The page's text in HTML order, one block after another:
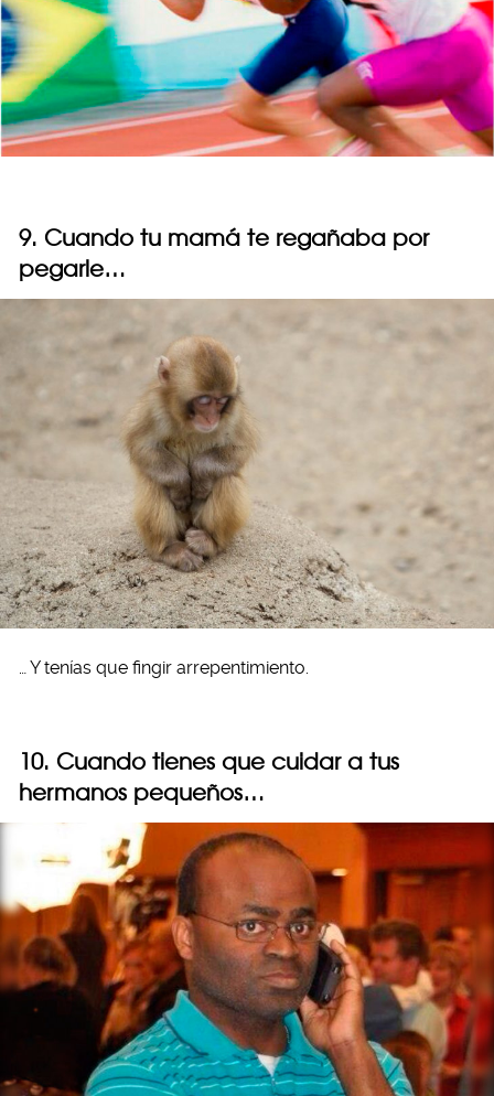
9. Cuando tu mamá te regañaba por
pegarle…
… Y tenías que fingir arrepentimiento.
10. Cuando tienes que cuidar a tus
hermanos pequeños…